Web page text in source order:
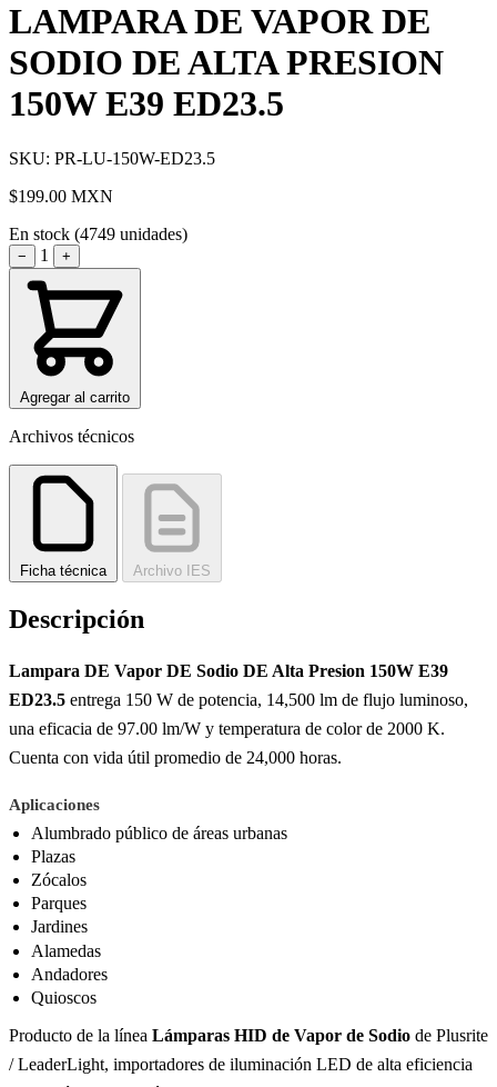
LAMPARA DE VAPOR DE
SODIO DE ALTA PRESION
150W E39 ED23.5
SKU: PR-LU-150W-ED23.5
$199.00 MXN
En stock (4749 unidades)
− 1 +
Agregar al carrito
Archivos técnicos
Ficha técnica Archivo IES
Descripción
Lampara DE Vapor DE Sodio DE Alta Presion 150W E39
ED23.5 entrega 150 W de potencia, 14,500 lm de flujo luminoso,
una eficacia de 97.00 lm/W y temperatura de color de 2000 K.
Cuenta con vida útil promedio de 24,000 horas.
Aplicaciones
Alumbrado público de áreas urbanas
Plazas
Zócalos
Parques
Jardines
Alamedas
Andadores
Quioscos
Producto de la línea Lámparas HID de Vapor de Sodio de Plusrite
/ LeaderLight, importadores de iluminación LED de alta eficiencia